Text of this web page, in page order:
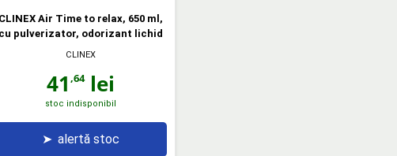
CLINEX Air Time to relax, 650 ml,
cu pulverizator, odorizant lichid
CLINEX
41 ,64lei
stoc indisponibil
➤ alertă stoc